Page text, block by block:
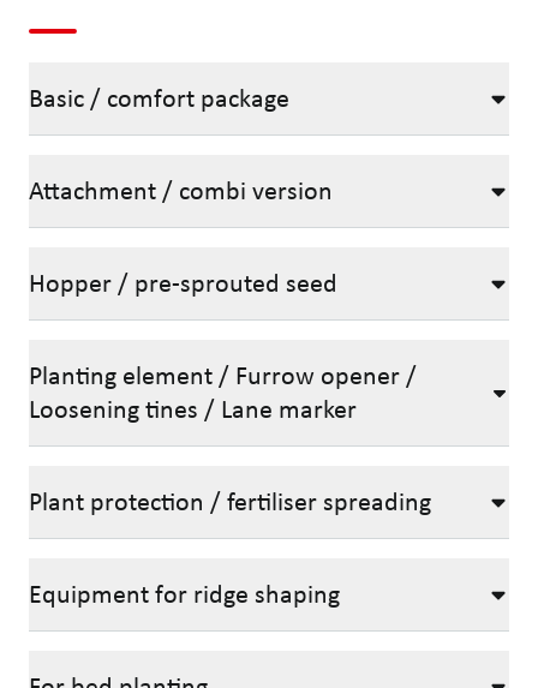
Basic / comfort package
Attachment / combi version
Hopper / pre-sprouted seed
Planting element / Furrow opener /
Loosening tines / Lane marker
Plant protection / fertiliser spreading
Equipment for ridge shaping